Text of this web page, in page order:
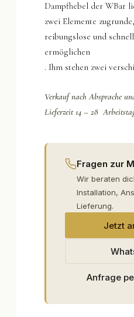
Dampfhebel der WBar
zwei Elemente
reibungslose und
ermöglichen
. Ihm stehen zwei
Verkauf nach Absprache
Lieferzeit 14 – 28
Fragen zur
Wir beraten
Installation,
Lieferung.
Jetzt
Anfrage